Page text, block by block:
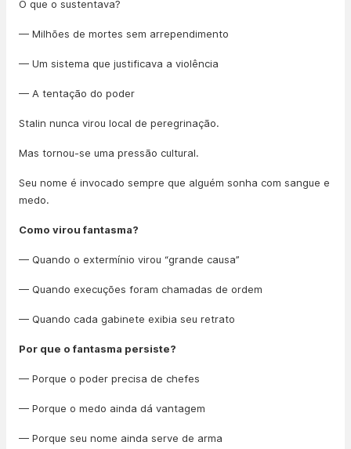
O que o sustentava?
— Milhões de mortes sem arrependimento
— Um sistema que justificava a violência
— A tentação do poder
Stalin nunca virou local de peregrinação.
Mas tornou-se uma pressão cultural.
Seu nome é invocado sempre que alguém sonha com sangue e
medo.
Como virou fantasma?
— Quando o extermínio virou “grande causa”
— Quando execuções foram chamadas de ordem
— Quando cada gabinete exibia seu retrato
Por que o fantasma persiste?
— Porque o poder precisa de chefes
— Porque o medo ainda dá vantagem
— Porque seu nome ainda serve de arma